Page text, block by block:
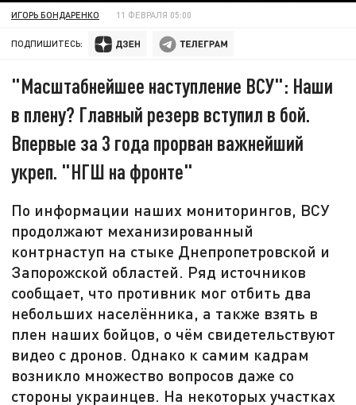
ИГОРЬ БОНДАРЕНКО 11 ФЕВРАЛЯ 05:00
ПОДПИШИТЕСЬ:
"Масштабнейшее наступление ВСУ": Наши
в плену? Главный резерв вступил в бой.
Впервые за 3 года прорван важнейший
укреп. "НГШ на фронте"
По информации наших мониторингов, ВСУ
продолжают механизированный
контрнаступ на стыке Днепропетровской и
Запорожской областей. Ряд источников
сообщает, что противник мог отбить два
небольших населённика, а также взять в
плен наших бойцов, о чём свидетельствуют
видео с дронов. Однако к самим кадрам
возникло множество вопросов даже со
стороны украинцев. На некоторых участках